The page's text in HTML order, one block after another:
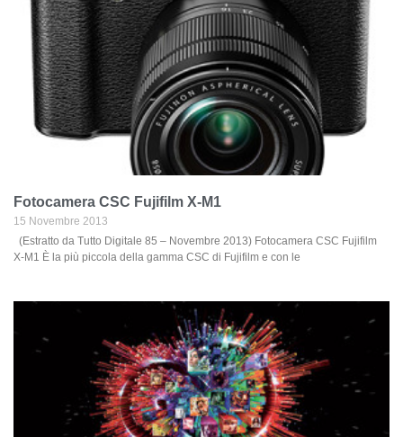
Fotocamera CSC Fujifilm X-M1
15 Novembre 2013
(Estratto da Tutto Digitale 85 – Novembre 2013) Fotocamera CSC Fujifilm
X-M1 È la più piccola della gamma CSC di Fujifilm e con le